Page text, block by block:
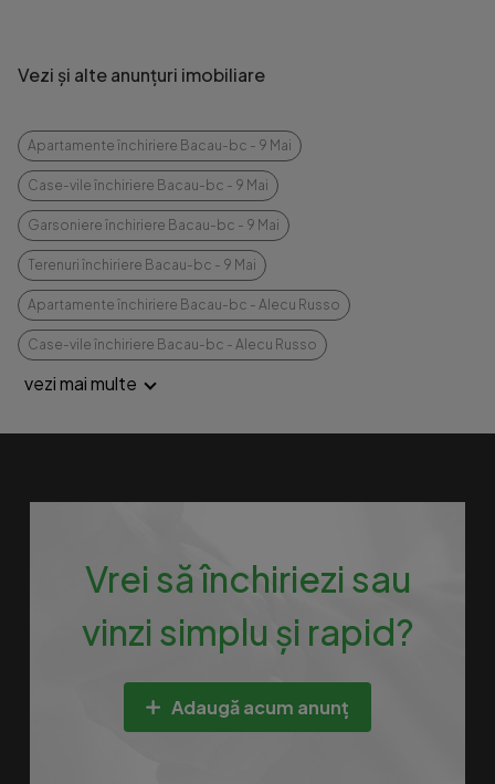
Vezi și alte anunțuri imobiliare
Apartamente închiriere Bacau-bc - 9 Mai
Case-vile închiriere Bacau-bc - 9 Mai
Garsoniere închiriere Bacau-bc - 9 Mai
Terenuri închiriere Bacau-bc - 9 Mai
Apartamente închiriere Bacau-bc - Alecu Russo
Case-vile închiriere Bacau-bc - Alecu Russo
vezi mai multe
Vrei să închiriezi sau
vinzi simplu și rapid?
Adaugă acum anunț